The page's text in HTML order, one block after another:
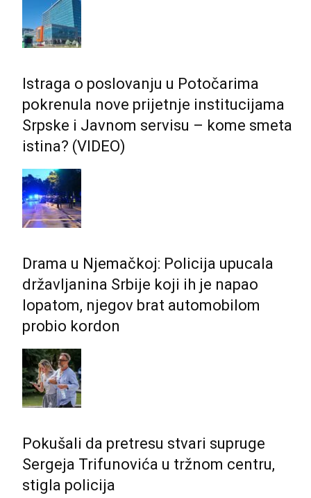
Istraga o poslovanju u Potočarima
pokrenula nove prijetnje institucijama
Srpske i Јavnom servisu – kome smeta
istina? (VIDEO)
Drama u Njemačkoj: Policija upucala
državljanina Srbije koji ih je napao
lopatom, njegov brat automobilom
probio kordon
Pokušali da pretresu stvari supruge
Sergeja Trifunovića u tržnom centru,
stigla policija